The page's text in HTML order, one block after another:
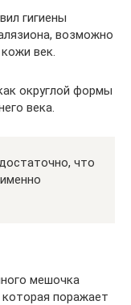
гигиены
возможно
век.
округлой формы
века.
что
мешочка
поражает